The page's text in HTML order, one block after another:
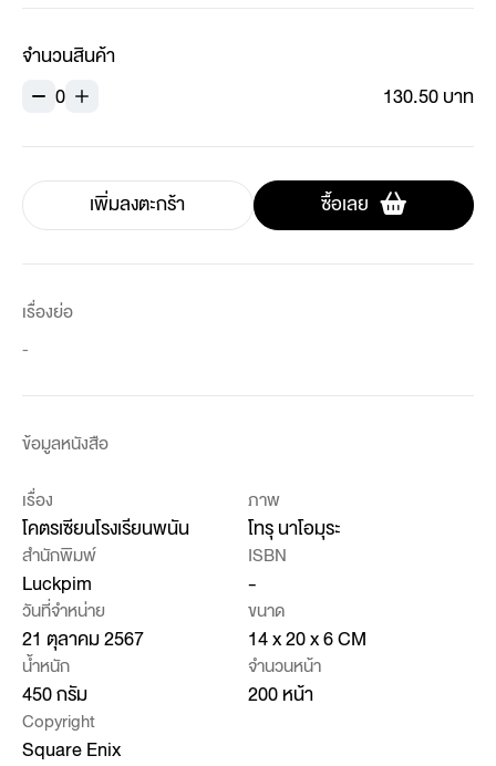
จำนวนสินค้า
0
130.50 บาท
เพิ่มลงตะกร้า ซื้อเลย
เรื่องย่อ
-
ข้อมูลหนังสือ
เรื่อง
โคตรเซียนโรงเรียนพนัน
ภาพ
โทรุ นาโอมุระ
สำนักพิมพ์
Luckpim
ISBN
-
วันที่จำหน่าย
21 ตุลาคม 2567
ขนาด
14 x 20 x 6 CM
น้ำหนัก
450 กรัม
จำนวนหน้า
200 หน้า
Copyright
Square Enix